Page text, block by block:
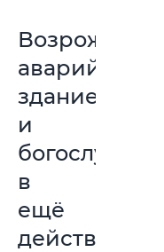
аварийное
здание
и
в
ещё